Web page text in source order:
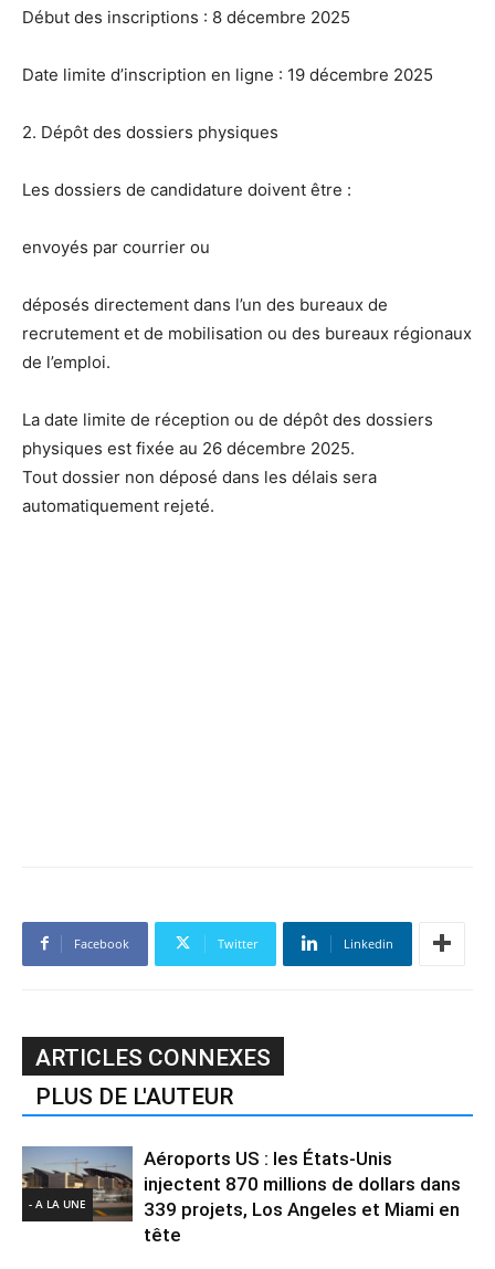
Début des inscriptions : 8 décembre 2025
Date limite d’inscription en ligne : 19 décembre 2025
2. Dépôt des dossiers physiques
Les dossiers de candidature doivent être :
envoyés par courrier ou
déposés directement dans l’un des bureaux de
recrutement et de mobilisation ou des bureaux régionaux
de l’emploi.
La date limite de réception ou de dépôt des dossiers
physiques est fixée au 26 décembre 2025.
Tout dossier non déposé dans les délais sera
automatiquement rejeté.
Facebook Twitter Linkedin
ARTICLES CONNEXES
PLUS DE L'AUTEUR
- A LA UNE
Aéroports US : les États-Unis
injectent 870 millions de dollars dans
339 projets, Los Angeles et Miami en
tête